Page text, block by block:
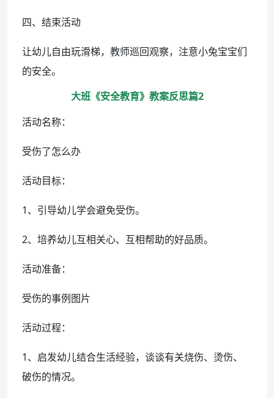
四、结束活动
让幼儿自由玩滑梯，教师巡回观察，注意小兔宝宝们
的安全。
大班《安全教育》教案反思篇2
活动名称：
受伤了怎么办
活动目标：
1、引导幼儿学会避免受伤。
2、培养幼儿互相关心、互相帮助的好品质。
活动准备：
受伤的事例图片
活动过程：
1、启发幼儿结合生活经验，谈谈有关烧伤、烫伤、
破伤的情况。